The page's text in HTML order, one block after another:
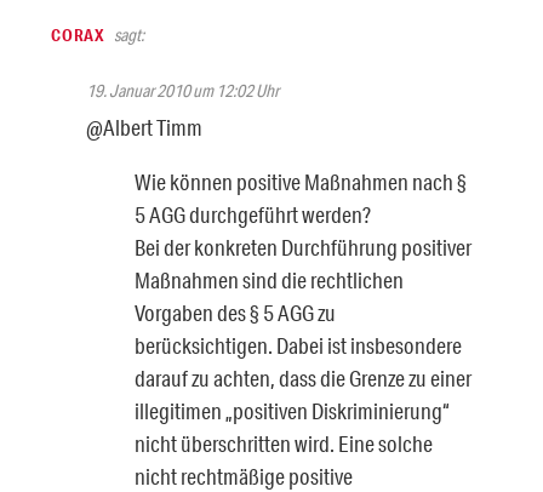
CORAX sagt:
19. Januar 2010 um 12:02 Uhr
@Albert Timm
Wie können positive Maßnahmen nach §
5 AGG durchgeführt werden?
Bei der konkreten Durchführung positiver
Maßnahmen sind die rechtlichen
Vorgaben des § 5 AGG zu
berücksichtigen. Dabei ist insbesondere
darauf zu achten, dass die Grenze zu einer
illegitimen „positiven Diskriminierung“
nicht überschritten wird. Eine solche
nicht rechtmäßige positive